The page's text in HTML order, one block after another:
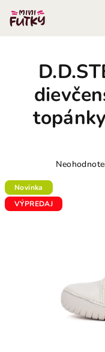
obsah
Priemerné
je
0,0
Novinka
VÝPREDAJ